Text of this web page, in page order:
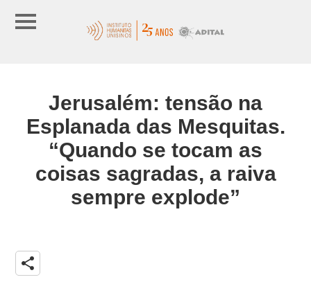
Jerusalém: tensão na
Esplanada das Mesquitas.
“Quando se tocam as
coisas sagradas, a raiva
sempre explode”
share